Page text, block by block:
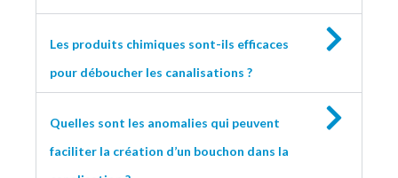
Les produits chimiques sont-ils efficaces
pour déboucher les canalisations ?
Quelles sont les anomalies qui peuvent
faciliter la création d’un bouchon dans la